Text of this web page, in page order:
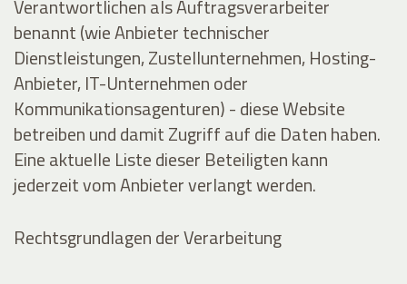
Verantwortlichen als Auftragsverarbeiter
benannt (wie Anbieter technischer
Dienstleistungen, Zustellunternehmen, Hosting-
Anbieter, IT-Unternehmen oder
Kommunikationsagenturen) - diese Website
betreiben und damit Zugriff auf die Daten haben.
Eine aktuelle Liste dieser Beteiligten kann
jederzeit vom Anbieter verlangt werden.
Rechtsgrundlagen der Verarbeitung